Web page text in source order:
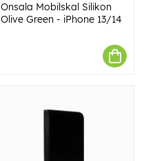
Onsala Mobilskal Silikon
Olive Green - iPhone 13/14